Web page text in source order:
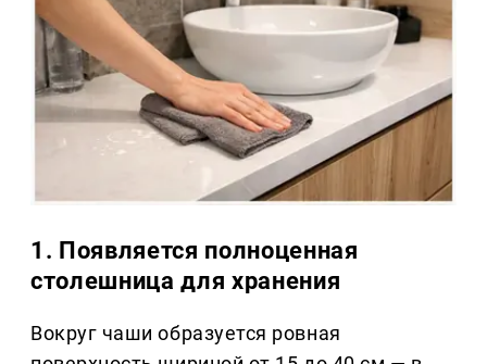
1. Появляется полноценная
столешница для хранения
Вокруг чаши образуется ровная